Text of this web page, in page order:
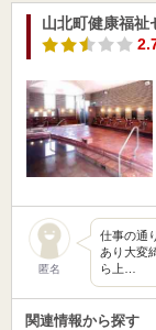
山北町健康福祉
匿名
仕事の通
あり大変
ら上…
関連情報から探す